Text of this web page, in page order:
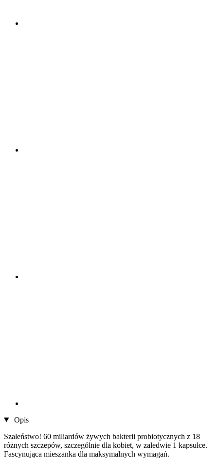
Opis
Szaleństwo! 60 miliardów żywych bakterii probiotycznych z 18
różnych szczepów, szczególnie dla kobiet, w zaledwie 1 kapsułce.
Fascynująca mieszanka dla maksymalnych wymagań.